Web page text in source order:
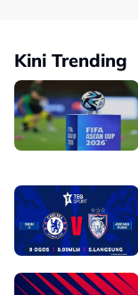
Kini Trending